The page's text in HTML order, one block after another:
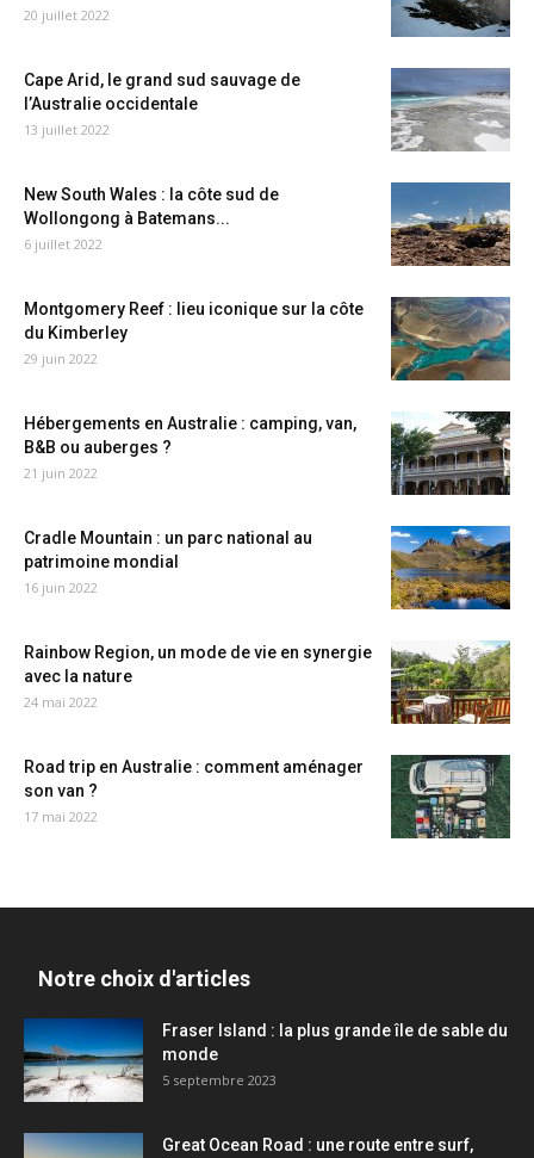
20 juillet 2022
Cape Arid, le grand sud sauvage de
l’Australie occidentale
13 juillet 2022
New South Wales : la côte sud de
Wollongong à Batemans...
6 juillet 2022
Montgomery Reef : lieu iconique sur la côte
du Kimberley
29 juin 2022
Hébergements en Australie : camping, van,
B&B ou auberges ?
21 juin 2022
Cradle Mountain : un parc national au
patrimoine mondial
16 juin 2022
Rainbow Region, un mode de vie en synergie
avec la nature
24 mai 2022
Road trip en Australie : comment aménager
son van ?
17 mai 2022
Notre choix d'articles
Fraser Island : la plus grande île de sable du
monde
5 septembre 2023
Great Ocean Road : une route entre surf,